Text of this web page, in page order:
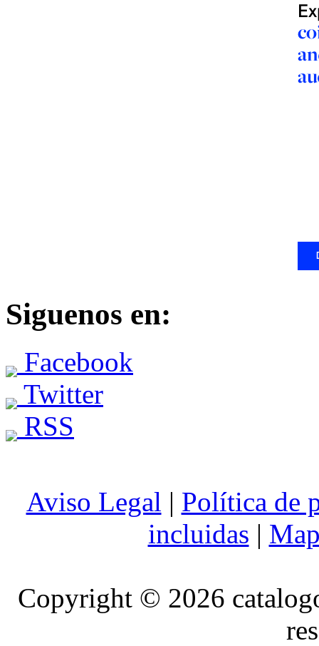
Siguenos en:
Facebook
Twitter
RSS
Aviso Legal | Política de
incluidas |
Copyright © 2026